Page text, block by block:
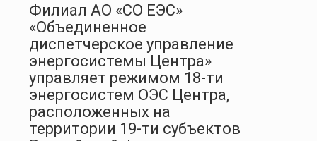
Филиал АО «СО ЕЭС»
«Объединенное
диспетчерское управление
энергосистемы Центра»
управляет режимом 18-ти
энергосистем ОЭС Центра,
расположенных на
территории 19-ти субъектов